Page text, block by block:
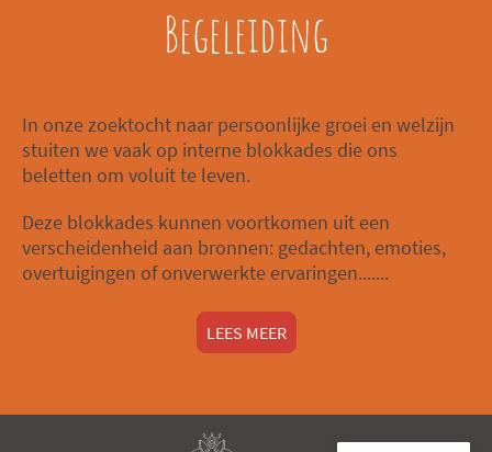
Begeleiding
In onze zoektocht naar persoonlijke groei en welzijn
stuiten we vaak op interne blokkades die ons
beletten om voluit te leven.
Deze blokkades kunnen voortkomen uit een
verscheidenheid aan bronnen: gedachten, emoties,
overtuigingen of onverwerkte ervaringen.......
LEES MEER